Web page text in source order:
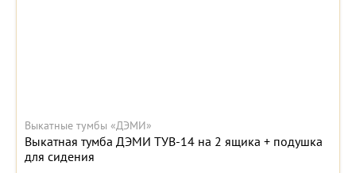
Выкатные тумбы «ДЭМИ»
Выкатная тумба ДЭМИ ТУВ-14 на 2 ящика + подушка
для сидения